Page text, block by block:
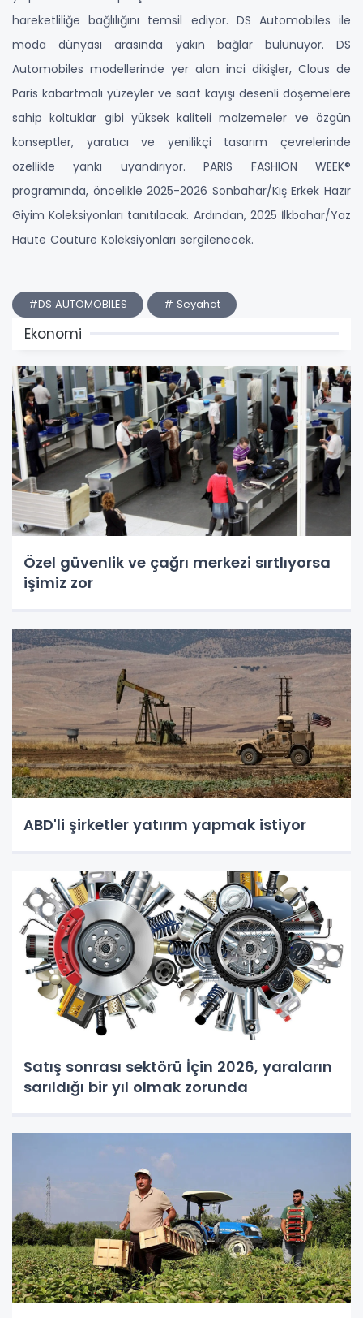
hareketliliğe bağlılığını temsil ediyor. DS Automobiles ile
moda dünyası arasında yakın bağlar bulunuyor. DS
Automobiles modellerinde yer alan inci dikişler, Clous de
Paris kabartmalı yüzeyler ve saat kayışı desenli döşemelere
sahip koltuklar gibi yüksek kaliteli malzemeler ve özgün
konseptler, yaratıcı ve yenilikçi tasarım çevrelerinde
özellikle yankı uyandırıyor. PARIS FASHION WEEK®
programında, öncelikle 2025-2026 Sonbahar/Kış Erkek Hazır
Giyim Koleksiyonları tanıtılacak. Ardından, 2025 İlkbahar/Yaz
Haute Couture Koleksiyonları sergilenecek.
#DS AUTOMOBILES # Seyahat
Ekonomi
Özel güvenlik ve çağrı merkezi sırtlıyorsa
işimiz zor
ABD'li şirketler yatırım yapmak istiyor
Satış sonrası sektörü İçin 2026, yaraların
sarıldığı bir yıl olmak zorunda